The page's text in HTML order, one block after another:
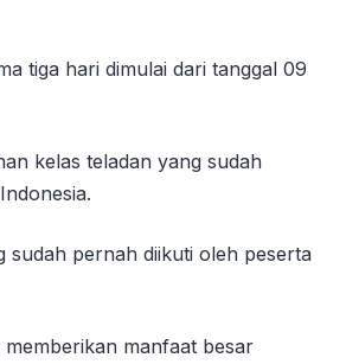
tiga hari dimulai dari tanggal 09
kelas teladan yang sudah
sudah pernah diikuti oleh peserta
manfaat besar